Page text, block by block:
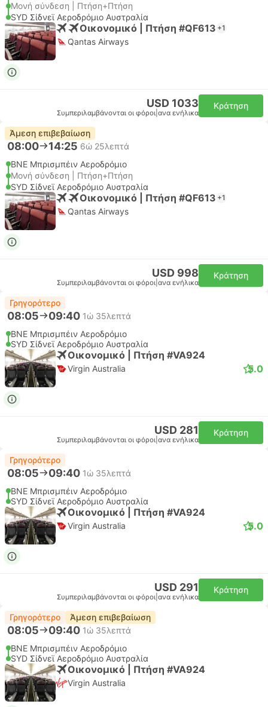
Μονή σύνδεση | Πτήση+Πτήση
SYD Σίδνεϊ Αεροδρόμιο Αυστραλία
Οικονομικό | Πτήση #QF613 +1
Qantas Airways
USD 1033
Συμπεριλαμβάνονται οι φόροι ανα ενήλικα
Κράτηση
Άμεση επιβεβαίωση
08:00 14:25 6ώ 25λεπτά
BNE Μπρισμπέιν Αεροδρόμιο
Μονή σύνδεση | Πτήση+Πτήση
SYD Σίδνεϊ Αεροδρόμιο Αυστραλία
Οικονομικό | Πτήση #QF613 +1
Qantas Airways
USD 998
Συμπεριλαμβάνονται οι φόροι ανα ενήλικα
Κράτηση
Γρηγορότερο
08:05 09:40 1ώ 35λεπτά
BNE Μπρισμπέιν Αεροδρόμιο
SYD Σίδνεϊ Αεροδρόμιο Αυστραλία
Οικονομικό | Πτήση #VA924
Virgin Australia 5.0
USD 281
Συμπεριλαμβάνονται οι φόροι ανα ενήλικα
Κράτηση
Γρηγορότερο
08:05 09:40 1ώ 35λεπτά
BNE Μπρισμπέιν Αεροδρόμιο
SYD Σίδνεϊ Αεροδρόμιο Αυστραλία
Οικονομικό | Πτήση #VA924
Virgin Australia 5.0
USD 291
Συμπεριλαμβάνονται οι φόροι ανα ενήλικα
Κράτηση
Γρηγορότερο Άμεση επιβεβαίωση
08:05 09:40 1ώ 35λεπτά
BNE Μπρισμπέιν Αεροδρόμιο
SYD Σίδνεϊ Αεροδρόμιο Αυστραλία
Οικονομικό | Πτήση #VA924
Virgin Australia